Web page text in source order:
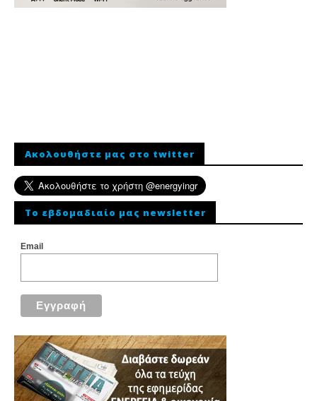
Ακολουθήστε μας στο twitter
To εβδομαδιαίο μας newsletter
Email